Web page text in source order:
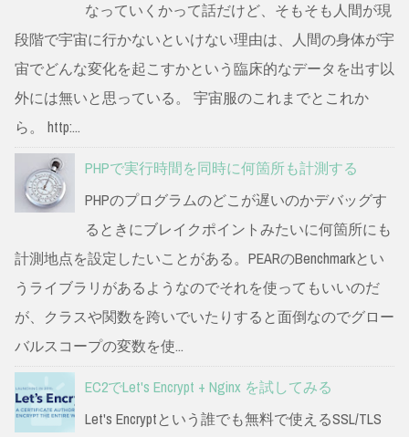
なっていくかって話だけど、そもそも人間が現
段階で宇宙に行かないといけない理由は、人間の身体が宇
宙でどんな変化を起こすかという臨床的なデータを出す以
外には無いと思っている。 宇宙服のこれまでとこれか
ら。 http:...
PHPで実行時間を同時に何箇所も計測する
PHPのプログラムのどこが遅いのかデバッグす
るときにブレイクポイントみたいに何箇所にも
計測地点を設定したいことがある。PEARのBenchmarkとい
うライブラリがあるようなのでそれを使ってもいいのだ
が、クラスや関数を跨いでいたりすると面倒なのでグロー
バルスコープの変数を使...
EC2でLet's Encrypt + Nginx を試してみる
Let's Encryptという誰でも無料で使えるSSL/TLS